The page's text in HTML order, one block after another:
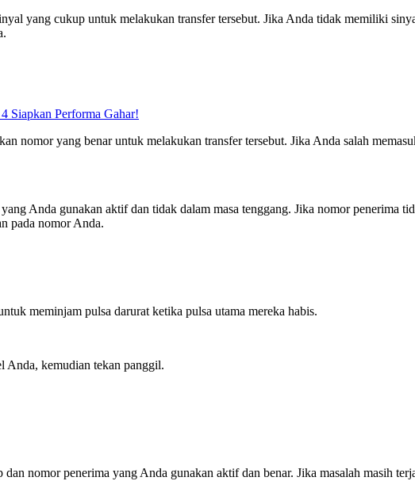
yang cukup untuk melakukan transfer tersebut. Jika Anda tidak memiliki
Siapkan Performa Gahar!
nomor yang benar untuk melakukan transfer tersebut. Jika Anda salah
Anda gunakan aktif dan tidak dalam masa tenggang. Jika nomor penerima
pada nomor Anda.
meminjam pulsa darurat ketika pulsa utama mereka habis.
Anda, kemudian tekan panggil.
nomor penerima yang Anda gunakan aktif dan benar. Jika masalah masih